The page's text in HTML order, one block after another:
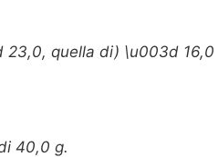
23,0, quella di) \u003d 16,0
40,0 g.